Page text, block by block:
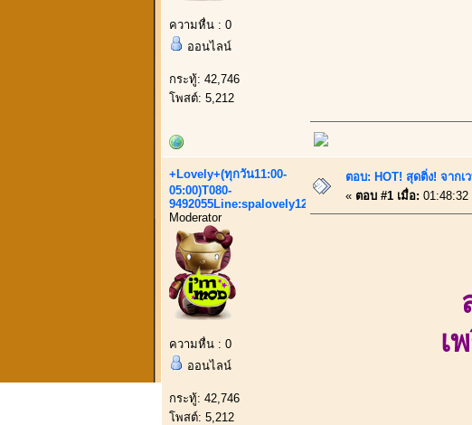
ความหื่น : 0
ออนไลน์
กระทู้: 42,746
โพสต์: 5,212
+Lovely+(ทุกวัน11:00-
05:00)T080-
9492055Line:spalovely123
Moderator
ความหื่น : 0
ออนไลน์
กระทู้: 42,746
โพสต์: 5,212
ตอบ: HOT! สุดติ่ง! จาก
« ตอบ #1 เมื่อ:
เ